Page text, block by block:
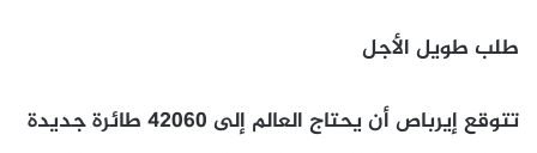
طلب طويل الأجل
تتوقع إيرباص أن يحتاج العالم إلى 42060 طائرة جديدة